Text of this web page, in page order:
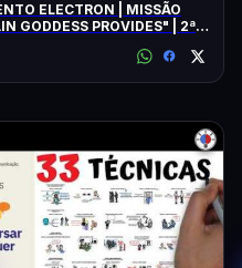
ELECTRON | MISSÃO
GODDESS PROVIDES" | 2ª